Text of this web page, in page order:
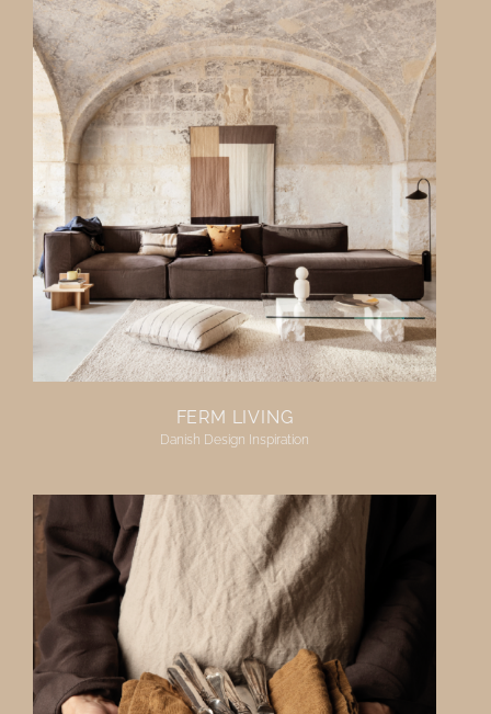
FERM LIVING
Danish Design Inspiration